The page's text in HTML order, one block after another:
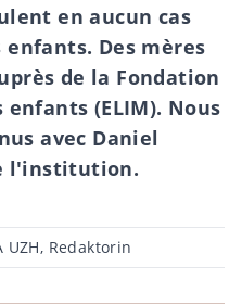
en aucun cas
Des mères
de la Fondation
(ELIM). Nous
avec Daniel
l'institution.
UZH, Redaktorin